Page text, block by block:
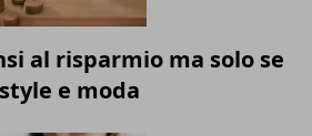
al risparmio ma solo se
e moda